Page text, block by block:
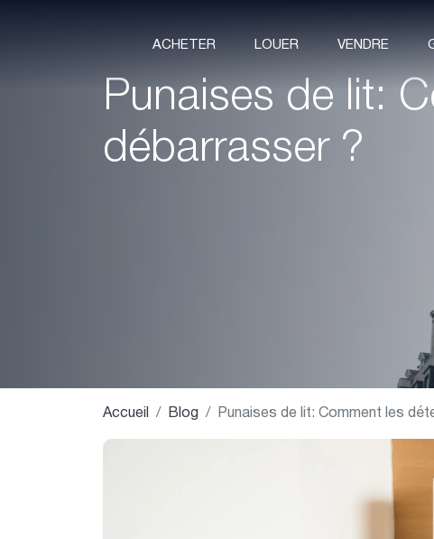
ACHETER LOUER VENDRE
Punaises de lit:
débarrasser ?
Accueil Blog Punaises de lit: Comment les